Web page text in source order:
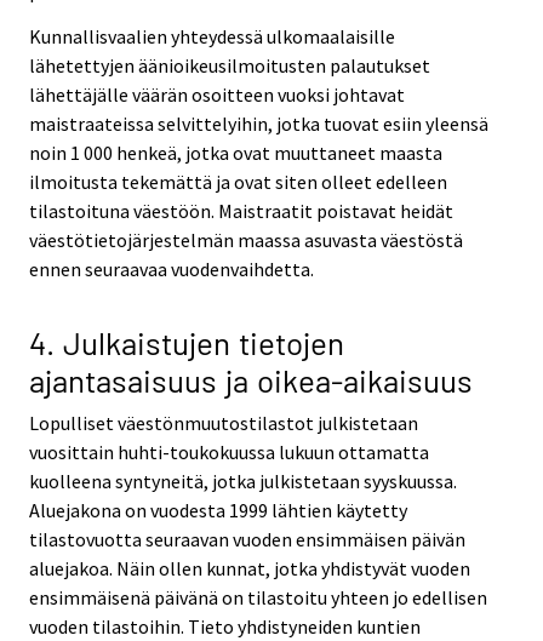
Kunnallisvaalien yhteydessä ulkomaalaisille
lähetettyjen äänioikeusilmoitusten palautukset
lähettäjälle väärän osoitteen vuoksi johtavat
maistraateissa selvittelyihin, jotka tuovat esiin yleensä
noin 1 000 henkeä, jotka ovat muuttaneet maasta
ilmoitusta tekemättä ja ovat siten olleet edelleen
tilastoituna väestöön. Maistraatit poistavat heidät
väestötietojärjestelmän maassa asuvasta väestöstä
ennen seuraavaa vuodenvaihdetta.
4. Julkaistujen tietojen
ajantasaisuus ja oikea-aikaisuus
Lopulliset väestönmuutostilastot julkistetaan
vuosittain huhti-toukokuussa lukuun ottamatta
kuolleena syntyneitä, jotka julkistetaan syyskuussa.
Aluejakona on vuodesta 1999 lähtien käytetty
tilastovuotta seuraavan vuoden ensimmäisen päivän
aluejakoa. Näin ollen kunnat, jotka yhdistyvät vuoden
ensimmäisenä päivänä on tilastoitu yhteen jo edellisen
vuoden tilastoihin. Tieto yhdistyneiden kuntien